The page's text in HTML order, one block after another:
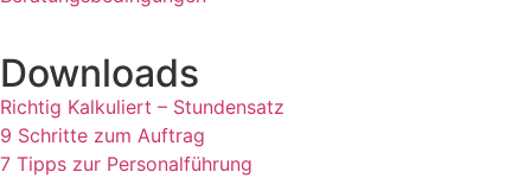
Downloads
Richtig Kalkuliert – Stundensatz
9 Schritte zum Auftrag
7 Tipps zur Personalführung